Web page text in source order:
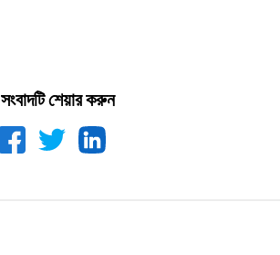
সংবাদটি শেয়ার করুন